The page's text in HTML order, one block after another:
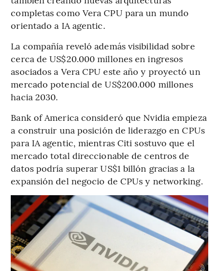
completas como Vera CPU para un mundo
orientado a IA agentic.
La compañía reveló además visibilidad sobre
cerca de US$20.000 millones en ingresos
asociados a Vera CPU este año y proyectó un
mercado potencial de US$200.000 millones
hacia 2030.
Bank of America consideró que Nvidia empieza
a construir una posición de liderazgo en CPUs
para IA agentic, mientras Citi sostuvo que el
mercado total direccionable de centros de
datos podría superar US$1 billón gracias a la
expansión del negocio de CPUs y networking.